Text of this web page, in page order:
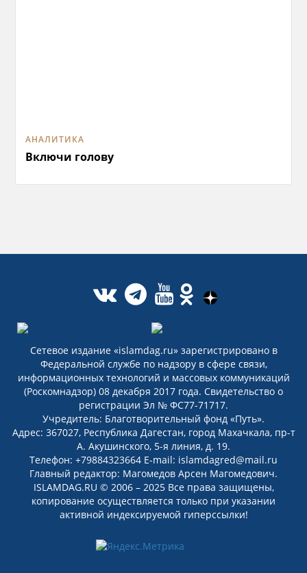
АНАЛИТИКА
Включи голову
Сетевое издание «islamdag.ru» зарегистрировано в
Федеральной службе по надзору в сфере связи,
информационных технологий и массовых коммуникаций
(Роскомнадзор) 08 декабря 2017 года. Свидетельство о
регистрации Эл № ФС77-71717.
Учредитель: Благотворительный фонд «Путь».
Адрес: 367027, Республика Дагестан, город Махачкала, пр-т
А. Акушинского, 5-я линия, д. 19.
Телефон: +79884323664 E-mail: islamdagred@mail.ru
Главный редактор: Магомедов Арсен Магомедович.
ISLAMDAG.RU © 2006 – 2025 Все права защищены,
копирование осуществляется только при указании
активной индексируемой гиперссылки!